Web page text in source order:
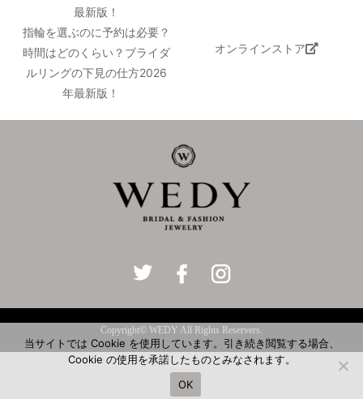
最新版！
指輪を選ぶのに予約は必要？
時間はどのくらい？ブライダ
ルリングの下見の仕方2026
年最新版！
オンラインストア
Copyright© WEDY All Rights Reservers.
当サイトでは Cookie を使用しています。引き続き閲覧する場合、
Cookie の使用を承諾したものとみなされます。
OK